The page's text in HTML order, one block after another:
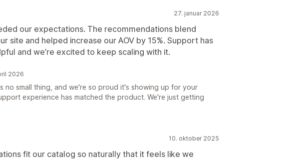
27. januar 2026
our expectations. The recommendations blend
site and helped increase our AOV by 15%. Support has
and we’re excited to keep scaling with it.
2026
no small thing, and we're so proud it's showing up for your
experience has matched the product. We're just getting
10. oktober 2025
fit our catalog so naturally that it feels like we